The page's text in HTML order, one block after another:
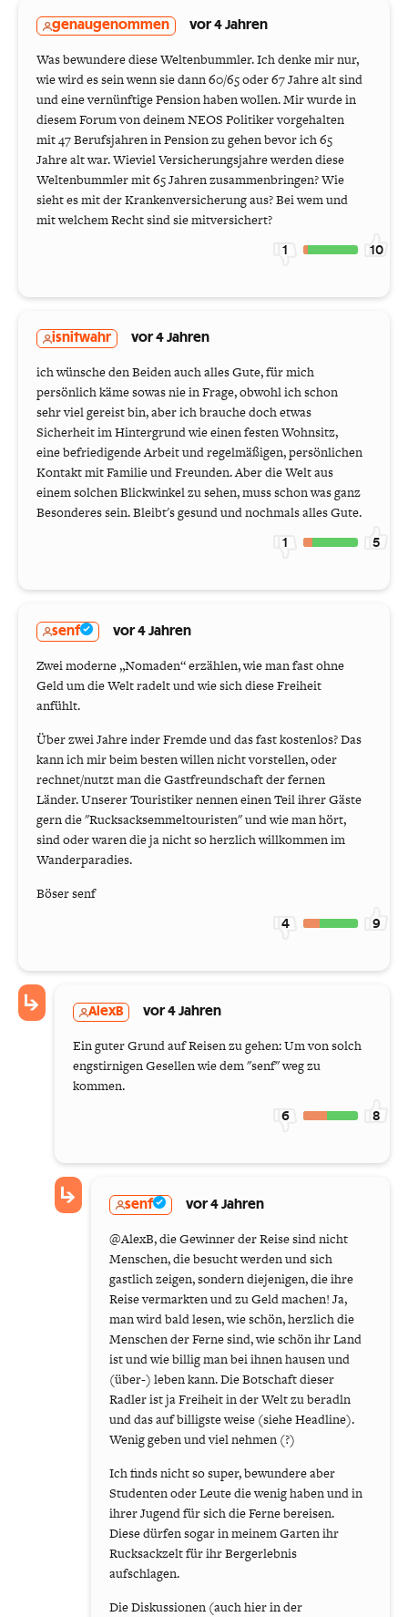
genaugenommen vor 4 Jahren
Was bewundere diese Weltenbummler. Ich denke mir nur,
wie wird es sein wenn sie dann 60/65 oder 67 Jahre alt sind
und eine vernünftige Pension haben wollen. Mir wurde in
diesem Forum von deinem NEOS Politiker vorgehalten
mit 47 Berufsjahren in Pension zu gehen bevor ich 65
Jahre alt war. Wieviel Versicherungsjahre werden diese
Weltenbummler mit 65 Jahren zusammenbringen? Wie
sieht es mit der Krankenversicherung aus? Bei wem und
mit welchem Recht sind sie mitversichert?
1 10
isnitwahr vor 4 Jahren
ich wünsche den Beiden auch alles Gute, für mich
persönlich käme sowas nie in Frage, obwohl ich schon
sehr viel gereist bin, aber ich brauche doch etwas
Sicherheit im Hintergrund wie einen festen Wohnsitz,
eine befriedigende Arbeit und regelmäßigen, persönlichen
Kontakt mit Familie und Freunden. Aber die Welt aus
einem solchen Blickwinkel zu sehen, muss schon was ganz
Besonderes sein. Bleibt's gesund und nochmals alles Gute.
1 5
senf vor 4 Jahren
Zwei moderne „Nomaden“ erzählen, wie man fast ohne
Geld um die Welt radelt und wie sich diese Freiheit
anfühlt.
Über zwei Jahre inder Fremde und das fast kostenlos? Das
kann ich mir beim besten willen nicht vorstellen, oder
rechnet/nutzt man die Gastfreundschaft der fernen
Länder. Unserer Touristiker nennen einen Teil ihrer Gäste
gern die "Rucksacksemmeltouristen" und wie man hört,
sind oder waren die ja nicht so herzlich willkommen im
Wanderparadies.
Böser senf
4 9
AlexB vor 4 Jahren
Ein guter Grund auf Reisen zu gehen: Um von solch
engstirnigen Gesellen wie dem "senf" weg zu
kommen.
6 8
senf vor 4 Jahren
@AlexB, die Gewinner der Reise sind nicht
Menschen, die besucht werden und sich
gastlich zeigen, sondern diejenigen, die ihre
Reise vermarkten und zu Geld machen! Ja,
man wird bald lesen, wie schön, herzlich die
Menschen der Ferne sind, wie schön ihr Land
ist und wie billig man bei ihnen hausen und
(über-) leben kann. Die Botschaft dieser
Radler ist ja Freiheit in der Welt zu beradln
und das auf billigste weise (siehe Headline).
Wenig geben und viel nehmen (?)
Ich finds nicht so super, bewundere aber
Studenten oder Leute die wenig haben und in
ihrer Jugend für sich die Ferne bereisen.
Diese dürfen sogar in meinem Garten ihr
Rucksackzelt für ihr Bergerlebnis
aufschlagen.
Die Diskussionen (auch hier in der